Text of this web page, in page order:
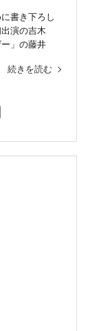
書き下ろし
演の吉木
」の藤井
続きを読む